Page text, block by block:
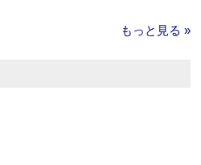
もっと見る »